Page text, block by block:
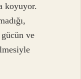
koyuyor.
ve